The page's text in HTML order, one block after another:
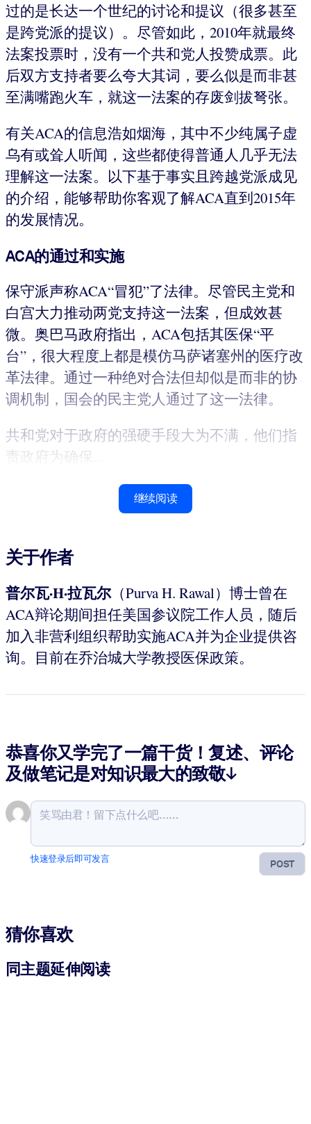
过的是长达一个世纪的讨论和提议（很多甚至
是跨党派的提议）。尽管如此，2010年就最终
法案投票时，没有一个共和党人投赞成票。此
后双方支持者要么夸大其词，要么似是而非甚
至满嘴跑火车，就这一法案的存废剑拔弩张。
有关ACA的信息浩如烟海，其中不少纯属子虚
乌有或耸人听闻，这些都使得普通人几乎无法
理解这一法案。以下基于事实且跨越党派成见
的介绍，能够帮助你客观了解ACA直到2015年
的发展情况。
ACA的通过和实施
保守派声称ACA“冒犯”了法律。尽管民主党和
白宫大力推动两党支持这一法案，但成效甚
微。奥巴马政府指出，ACA包括其医保“平
台”，很大程度上都是模仿马萨诸塞州的医疗改
革法律。通过一种绝对合法但却似是而非的协
调机制，国会的民主党人通过了这一法律。
共和党对于政府的强硬手段大为不满，他们指
责政府为确保...
继续阅读
关于作者
普尔瓦·H·拉瓦尔（Purva H. Rawal）博士曾在
ACA辩论期间担任美国参议院工作人员，随后
加入非营利组织帮助实施ACA并为企业提供咨
询。目前在乔治城大学教授医保政策。
恭喜你又学完了一篇干货！复述、评论
及做笔记是对知识最大的致敬↓
POST
快速登录后即可发言
猜你喜欢
同主题延伸阅读